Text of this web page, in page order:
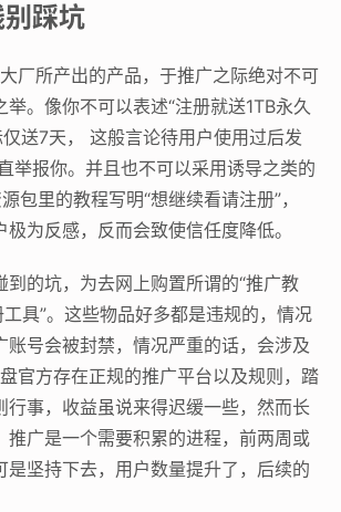
踩坑
厂所产出的产品，于推广之际绝对不可
举。像你不可以表述“注册就送1TB永久
送7天， 这般言论待用户使用过后发
举报你。并且也不可以采用诱导之类的
包里的教程写明“想继续看请注册”，
为反感，反而会致使信任度降低。
到的坑，为去网上购置所谓的“推广教
工具”。这些物品好多都是违规的，情况
账号会被封禁，情况严重的话，会涉及
官方存在正规的推广平台以及规则，踏
行事，收益虽说来得迟缓一些，然而长
推广是一个需要积累的进程，前两周或
是坚持下去，用户数量提升了，后续的